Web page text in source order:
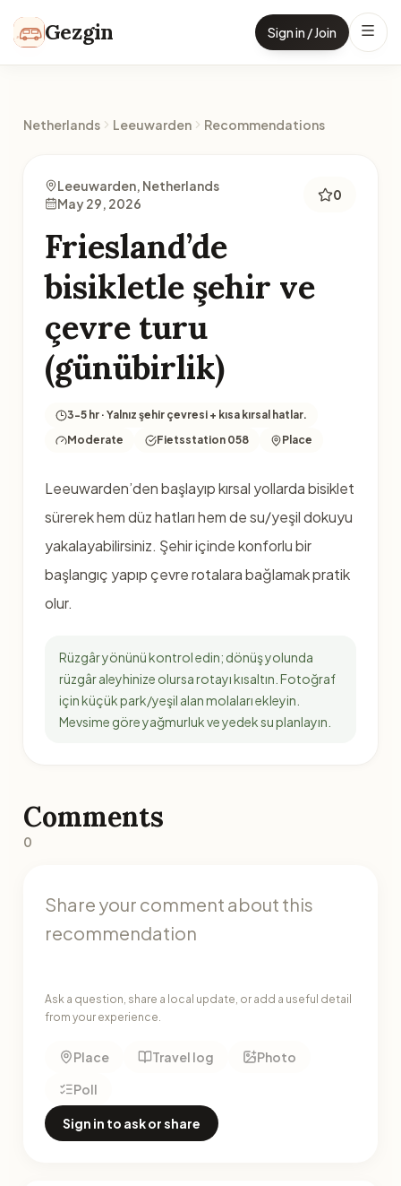
Gezgin Sign in / Join
Netherlands Leeuwarden Recommendations
Leeuwarden, Netherlands
May 29, 2026
0
Friesland’de
bisikletle şehir ve
çevre turu
(günübirlik)
3-5 hr · Yalnız şehir çevresi + kısa kırsal hatlar.
Moderate
Fietsstation 058 Place
Leeuwarden’den başlayıp kırsal yollarda bisiklet
sürerek hem düz hatları hem de su/yeşil dokuyu
yakalayabilirsiniz. Şehir içinde konforlu bir
başlangıç yapıp çevre rotalara bağlamak pratik
olur.
Rüzgâr yönünü kontrol edin; dönüş yolunda
rüzgâr aleyhinize olursa rotayı kısaltın. Fotoğraf
için küçük park/yeşil alan molaları ekleyin.
Mevsime göre yağmurluk ve yedek su planlayın.
Comments
0
Ask a question, share a local update, or add a useful detail
from your experience.
Place Travel log
Photo
Poll
Sign in to ask or share